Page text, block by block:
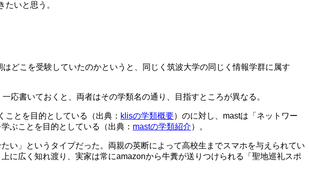
いと思う。
どこを受験していたのかというと、同じく筑波大学の同じく情報学群に属す
応書いておくと、両者はその学類名の通り、目指すところが異なる。
とを目的としている（出典： klisの学類概要）のに対し、mastは「ネットワー
ぶことを目的としている（出典： mastの学類紹介）。
い」というタイプだった。両親の英断によって高校生までスマホを与えられてい
に広く知れ渡り、実家は常にamazonから牛糞が送りつけられる「聖地巡礼スポ